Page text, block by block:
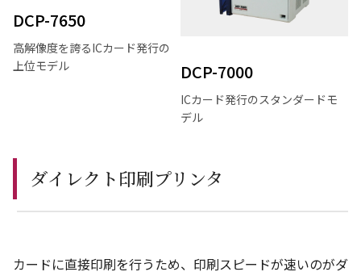
DCP-7650
高解像度を誇るICカード発行の
上位モデル
DCP-7000
ICカード発行のスタンダードモ
デル
ダイレクト印刷プリンタ
カードに直接印刷を行うため、印刷スピードが速いのがダ